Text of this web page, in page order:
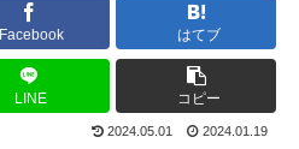
Facebook はてブ
LINE コピー
2024.05.01 2024.01.19